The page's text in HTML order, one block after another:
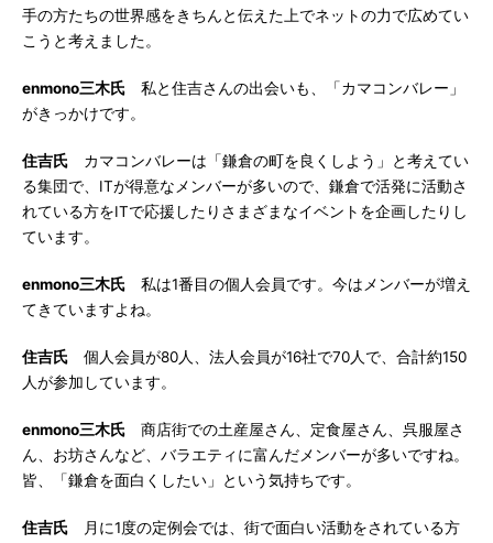
手の方たちの世界感をきちんと伝えた上でネットの力で広めてい
こうと考えました。
enmono三木氏 私と住吉さんの出会いも、「カマコンバレー」
がきっかけです。
住吉氏 カマコンバレーは「鎌倉の町を良くしよう」と考えてい
る集団で、ITが得意なメンバーが多いので、鎌倉で活発に活動さ
れている方をITで応援したりさまざまなイベントを企画したりし
ています。
enmono三木氏 私は1番目の個人会員です。今はメンバーが増え
てきていますよね。
住吉氏 個人会員が80人、法人会員が16社で70人で、合計約150
人が参加しています。
enmono三木氏 商店街での土産屋さん、定食屋さん、呉服屋さ
ん、お坊さんなど、バラエティに富んだメンバーが多いですね。
皆、「鎌倉を面白くしたい」という気持ちです。
住吉氏 月に1度の定例会では、街で面白い活動をされている方